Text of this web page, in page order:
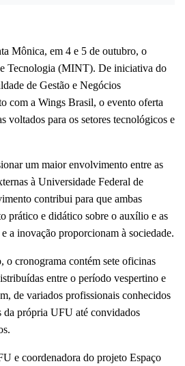
Mônica, em 4 e 5 de outubro, o
Tecnologia (MINT). De iniciativa do
de Gestão e Negócios
com a Wings Brasil, o evento oferta
voltados para os setores tecnológicos e
um maior envolvimento entre as
à Universidade Federal de
contribui para que ambas
prático e didático sobre o auxílio e as
a inovação proporcionam à sociedade.
o cronograma contém sete oficinas
entre o período vespertino e
de variados profissionais conhecidos
da própria UFU até convidados
e coordenadora do projeto Espaço